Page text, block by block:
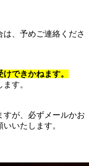
、予めご連絡くださ
できかねます。
す。
すが、必ずメールかお
いたします。